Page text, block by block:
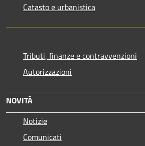
Catasto e urbanistica
Tributi, finanze e contravvenzioni
Autorizzazioni
NOVITÀ
Notizie
Comunicati